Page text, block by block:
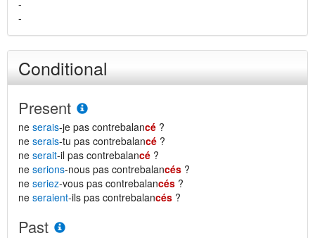
-
-
Conditional
Present
ne serais-je pas contrebalancé ?
ne serais-tu pas contrebalancé ?
ne serait-il pas contrebalancé ?
ne serions-nous pas contrebalancés ?
ne seriez-vous pas contrebalancés ?
ne seraient-ils pas contrebalancés ?
Past